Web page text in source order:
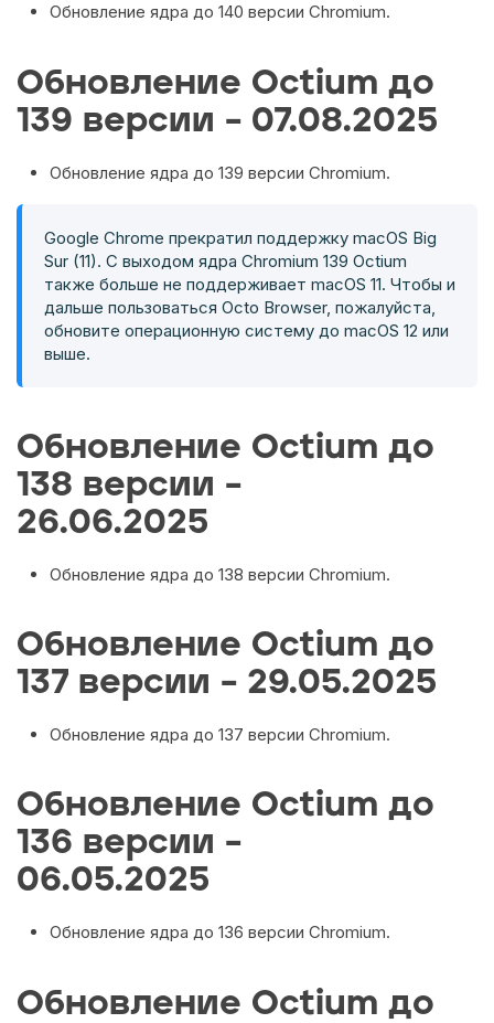
Обновление ядра до 140 версии Chromium.
Обновление Octium до
139 версии – 07.08.2025
Обновление ядра до 139 версии Chromium.
Google Chrome прекратил поддержку macOS Big
Sur (11). С выходом ядра Chromium 139 Octium
также больше не поддерживает macOS 11. Чтобы и
дальше пользоваться Octo Browser, пожалуйста,
обновите операционную систему до macOS 12 или
выше.
Обновление Octium до
138 версии –
26.06.2025
Обновление ядра до 138 версии Chromium.
Обновление Octium до
137 версии – 29.05.2025
Обновление ядра до 137 версии Chromium.
Обновление Octium до
136 версии –
06.05.2025
Обновление ядра до 136 версии Chromium.
Обновление Octium до